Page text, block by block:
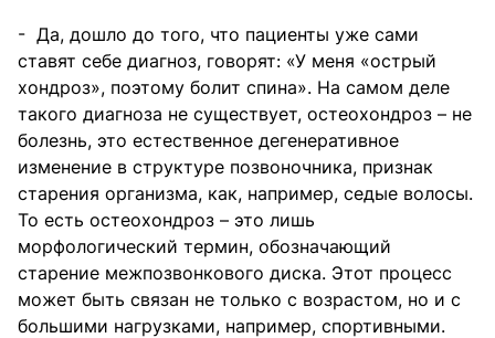
- Да, дошло до того, что пациенты уже сами
ставят себе диагноз, говорят: «У меня «острый
хондроз», поэтому болит спина». На самом деле
такого диагноза не существует, остеохондроз – не
болезнь, это естественное дегенеративное
изменение в структуре позвоночника, признак
старения организма, как, например, седые волосы.
То есть остеохондроз – это лишь
морфологический термин, обозначающий
старение межпозвонкового диска. Этот процесс
может быть связан не только с возрастом, но и с
большими нагрузками, например, спортивными.